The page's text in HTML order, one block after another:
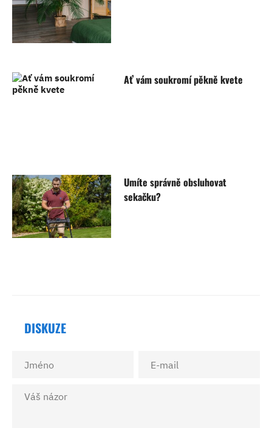
Ať vám soukromí pěkně kvete
Umíte správně obsluhovat
sekačku?
DISKUZE